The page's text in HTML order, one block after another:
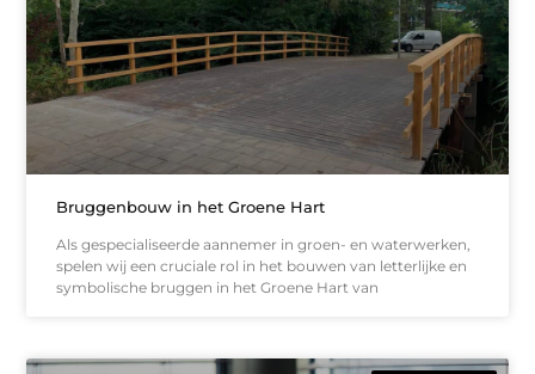
Bruggenbouw in het Groene Hart
Als gespecialiseerde aannemer in groen- en waterwerken,
spelen wij een cruciale rol in het bouwen van letterlijke en
symbolische bruggen in het Groene Hart van